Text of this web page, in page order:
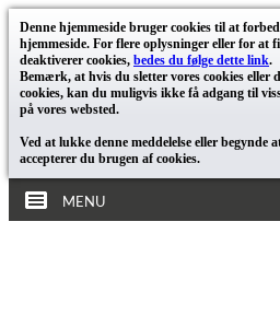
Denne hjemmeside bruger cookies til at
hjemmeside. For flere oplysninger eller for at
deaktiverer cookies, bedes du følge dette link.
Bemærk, at hvis du sletter vores cookies eller
cookies, kan du muligvis ikke få adgang til
på vores websted.
Ved at lukke denne meddelelse eller begynde
accepterer du brugen af cookies.
MENU